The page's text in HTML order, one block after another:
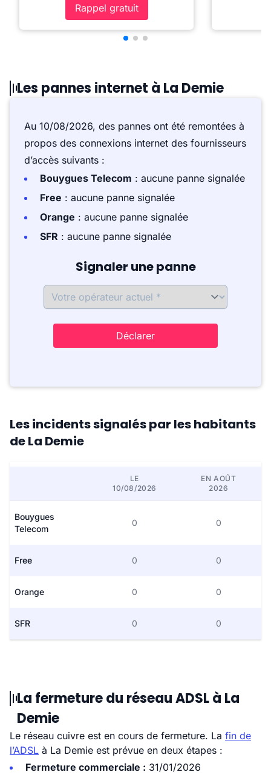
Rappel gratuit
Les pannes internet à La Demie
Au 10/08/2026, des pannes ont été remontées à
propos des connexions internet des fournisseurs
d’accès suivants :
Bouygues Telecom : aucune panne signalée
Free : aucune panne signalée
Orange : aucune panne signalée
SFR : aucune panne signalée
Signaler une panne
Déclarer
Les incidents signalés par les habitants
de La Demie
LE
10/08/2026
EN AOÛT
2026
Bouygues
Telecom
0 0
Free 0 0
Orange 0 0
SFR 0 0
La fermeture du réseau ADSL à La
Demie
Le réseau cuivre est en cours de fermeture. La fin de
l’ADSL à La Demie est prévue en deux étapes :
Fermeture commerciale : 31/01/2026